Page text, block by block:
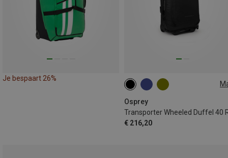
Je bespaart 26%
Osprey
€ 216,20
40L